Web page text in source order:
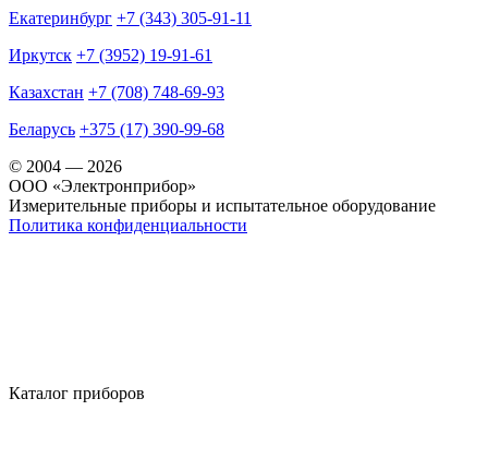
Екатеринбург +7 (343) 305-91-11
Иркутск +7 (3952) 19-91-61
Казахстан +7 (708) 748-69-93
Беларусь +375 (17) 390-99-68
© 2004 — 2026
OOO «Электронприбор»
Измерительные приборы и испытательное оборудование
Политика конфиденциальности
Каталог приборов